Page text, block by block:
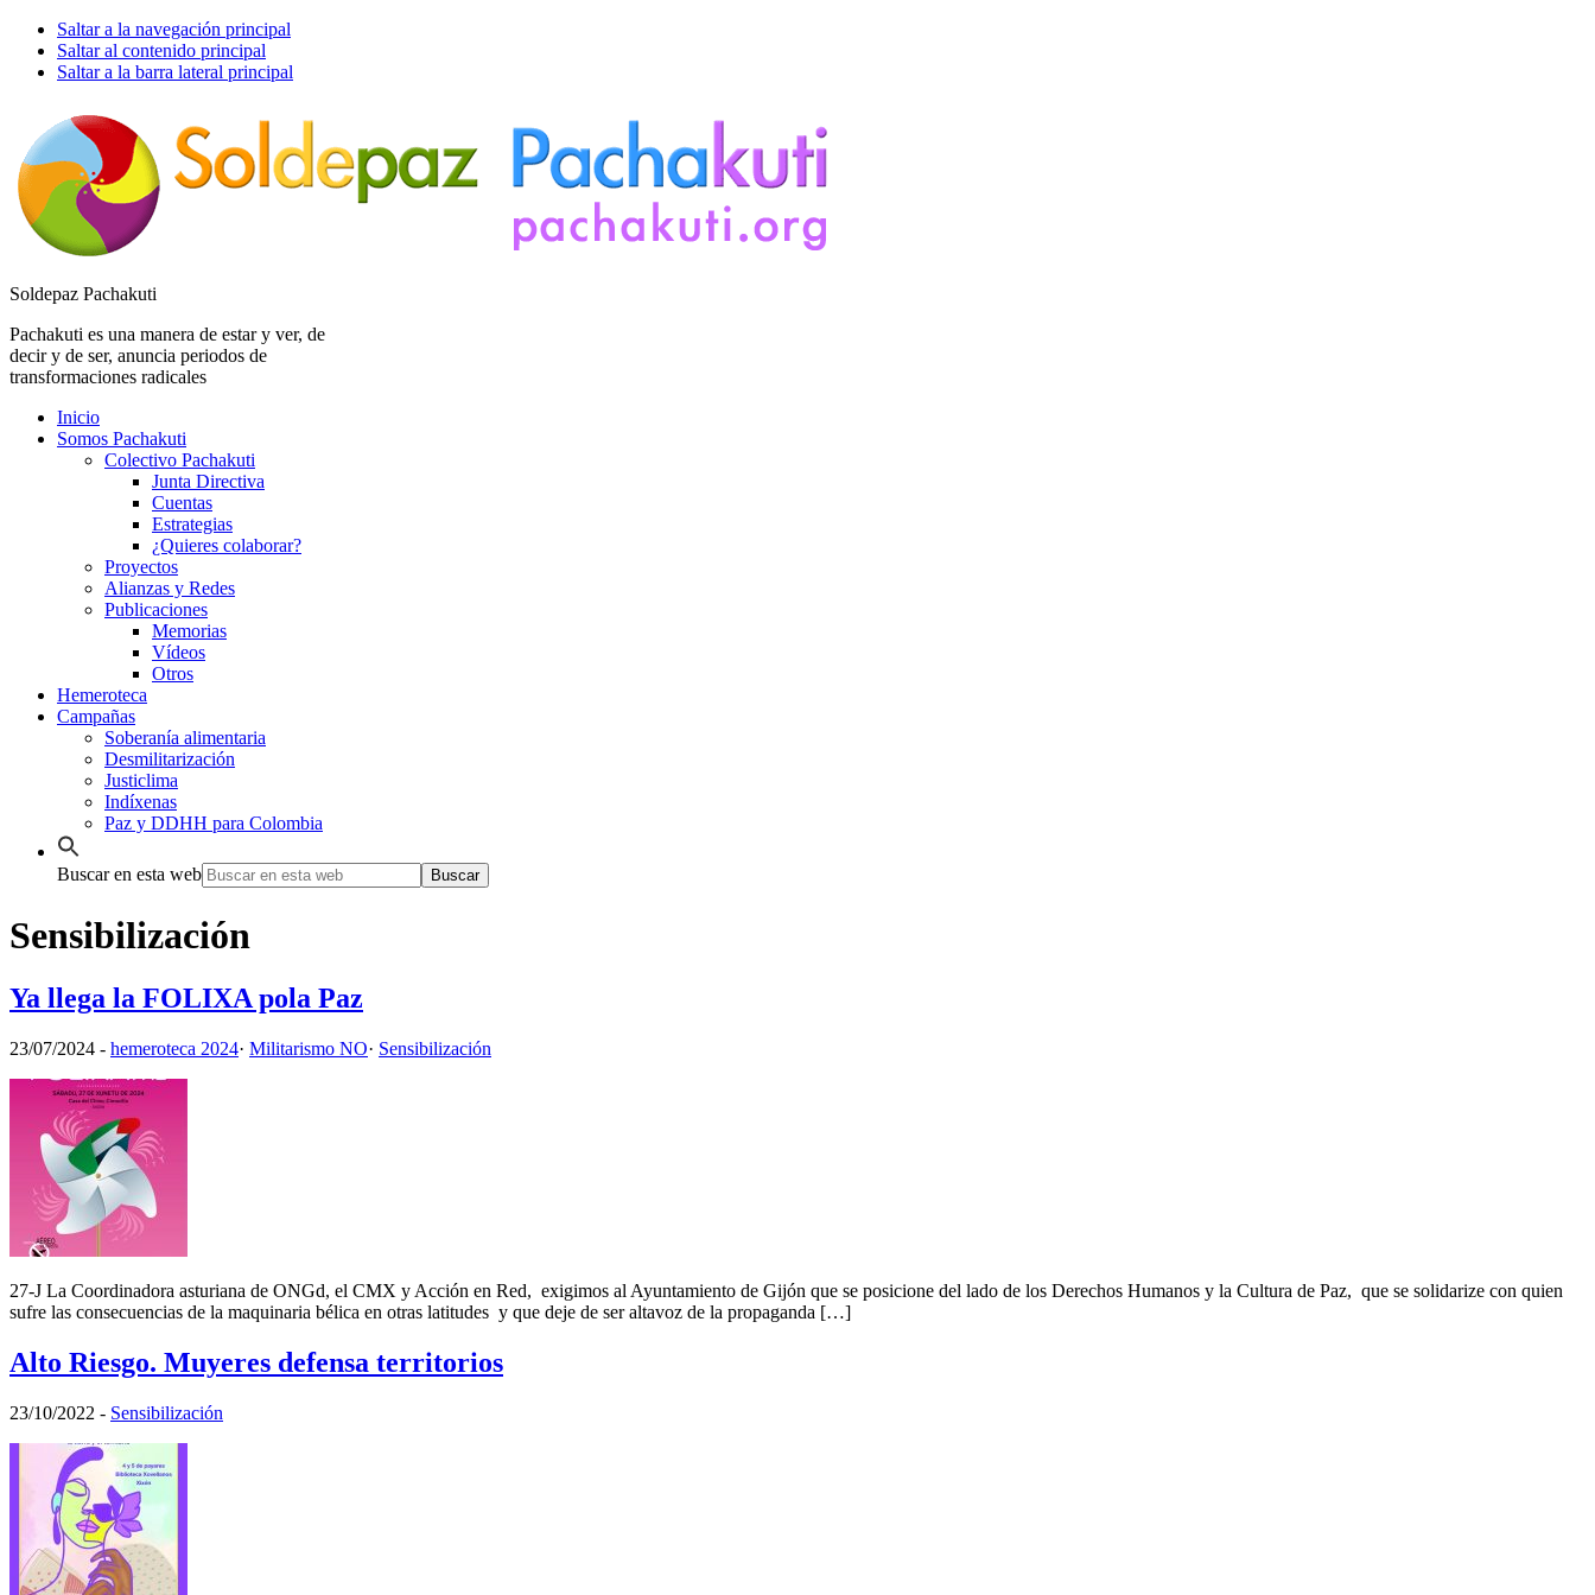
Saltar a la navegación principal
Saltar al contenido principal
Saltar a la barra lateral principal
Soldepaz Pachakuti
Pachakuti es una manera de estar y ver, de
decir y de ser, anuncia periodos de
transformaciones radicales
Inicio
Somos Pachakuti
Colectivo Pachakuti
Junta Directiva
Cuentas
Estrategias
¿Quieres colaborar?
Proyectos
Alianzas y Redes
Publicaciones
Memorias
Vídeos
Otros
Hemeroteca
Campañas
Soberanía alimentaria
Desmilitarización
Justiclima
Indíxenas
Paz y DDHH para Colombia
Buscar en esta web
Sensibilización
Ya llega la FOLIXA pola Paz
23/07/2024 - hemeroteca 2024· Militarismo NO· Sensibilización
27-J La Coordinadora asturiana de ONGd, el CMX y Acción en Red, exigimos al Ayuntamiento de Gijón que se posicione del lado de los Derechos Humanos y la Cultura de Paz, que se solidarize con quien
sufre las consecuencias de la maquinaria bélica en otras latitudes y que deje de ser altavoz de la propaganda […]
Alto Riesgo. Muyeres defensa territorios
23/10/2022 - Sensibilización